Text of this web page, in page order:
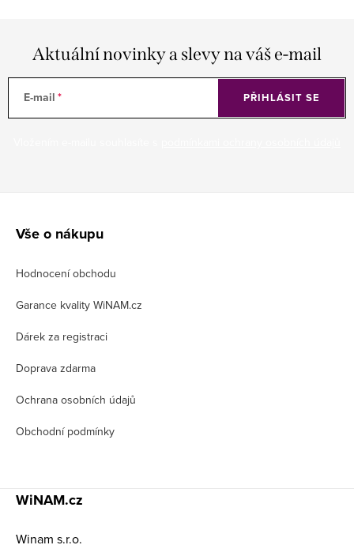
Aktuální novinky a slevy na váš e-mail
E-mail PŘIHLÁSIT SE
Vše o nákupu
Hodnocení obchodu
Garance kvality WiNAM.cz
Dárek za registraci
Doprava zdarma
Ochrana osobních údajů
Obchodní podmínky
WiNAM.cz
Winam s.r.o.